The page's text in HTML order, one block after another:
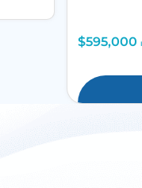
$595,000